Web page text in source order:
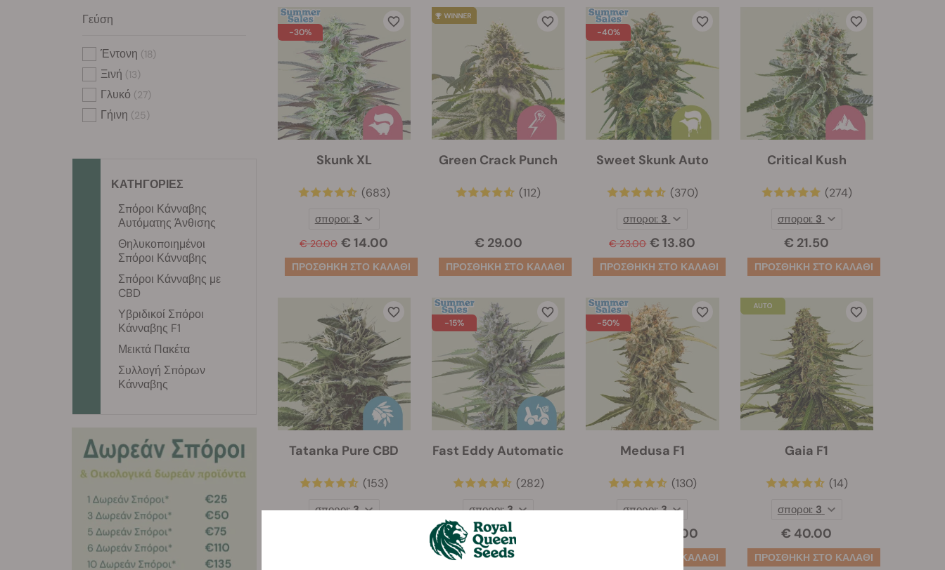
-30%
Skunk XL
(683)
€ 20.00 € 14.00
σποροι: 3
Green Crack Punch
(112)
€ 29.00
-40%
Sweet Skunk Auto
(370)
€ 23.00 € 13.80
σποροι: 3
Critical Kush
(274)
€ 21.50
σποροι: 3
Tatanka Pure CBD
(153)
σποροι:3
-15%
Fast Eddy Automatic
(282)
€ 25.00 € 21.25
σποροι:3
-50%
Medusa F1
(130)
€ 20.00
σποροι:3
Gaia F1
(14)
€ 40.00
σποροι: 3
Γεύση
Έντονη (18)
Ξινή (13)
Γλυκό (27)
Γήινη (25)
ΚΑΤΗΓΟΡΙΕΣ
Σπόροι Κάνναβης
Αυτόματης Άνθισης
Θηλυκοποιημένοι
Σπόροι Κάνναβης
Σπόροι Κάνναβης με
CBD
Υβριδικοί Σπόροι
Κάνναβης F1
Μεικτά Πακέτα
Συλλογή Σπόρων
Κάνναβης